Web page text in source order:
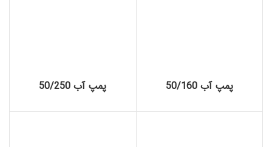
پمپ آب 50/160 پمپ آب 50/250